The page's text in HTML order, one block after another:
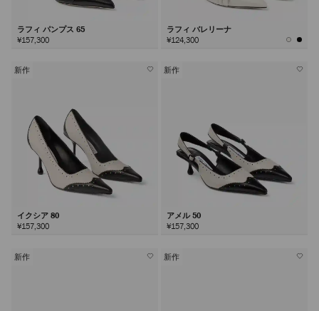
ラフィ パンプス 65
¥157,300
ラフィ バレリーナ
¥124,300
新作
イクシア 80
¥157,300
新作
アメル 50
¥157,300
新作 新作